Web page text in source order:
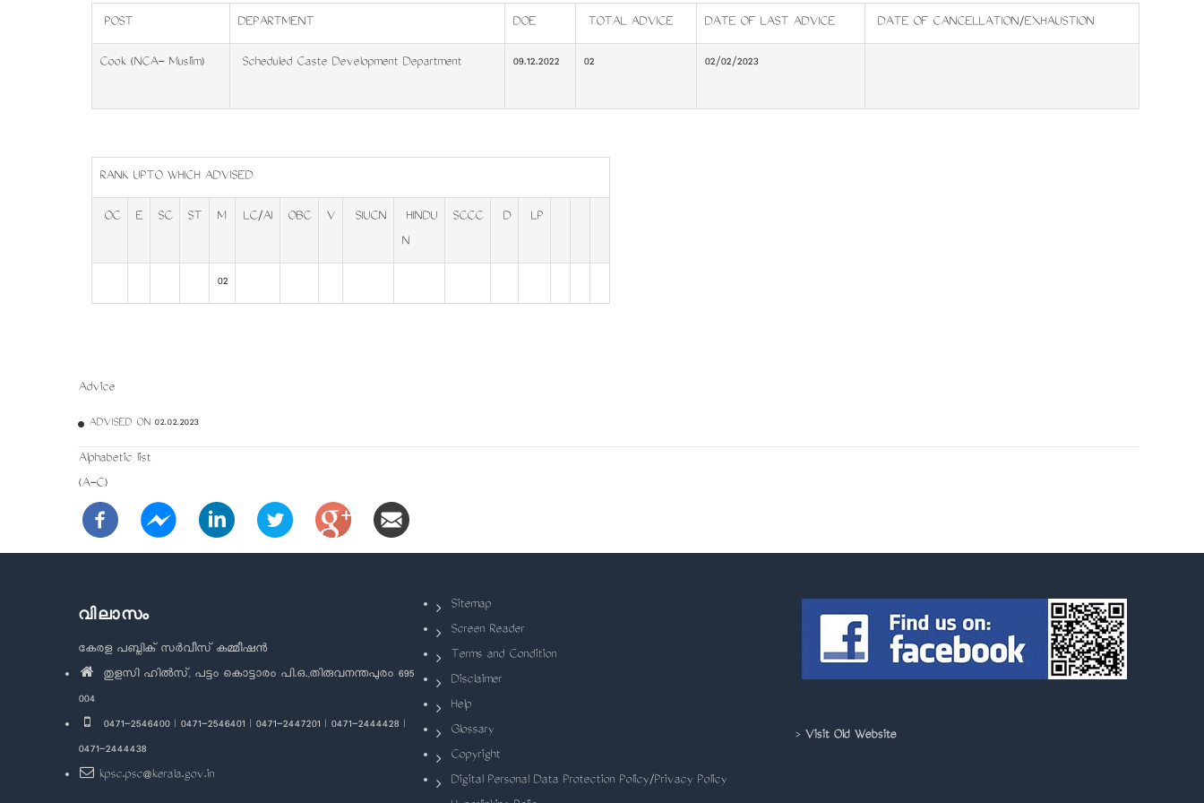
POST DEPARTMENT DOE TOTAL ADVICE DATE OF LAST ADVICE DATE OF CANCELLATION/EXHAUSTION
Cook (NCA- Muslim) Scheduled Caste Development Department 09.12.2022 02 02/02/2023
RANK UPTO WHICH ADVISED
OC E SC ST M LC/AI OBC V SIUCN
HINDU
N
SCCC D LP
02
Advice
ADVISED ON 02.02.2023
Alphabetic list
(A-C)
വിലാസം
കേരള പബ്ലിക് സർവീസ് കമ്മീഷൻ
തുളസി ഹിൽസ്, പട്ടം കൊട്ടാരം പി.ഒ.,തിരുവനന്തപുരം 695
004
0471-2546400 | 0471-2546401 | 0471-2447201 | 0471-2444428 |
0471-2444438
kpsc.psc@kerala.gov.in
Sitemap
Screen Reader
Terms and Condition
Disclaimer
Help
Glossary
Copyright
Digital Personal Data Protection Policy/Privacy Policy
> Visit Old Website